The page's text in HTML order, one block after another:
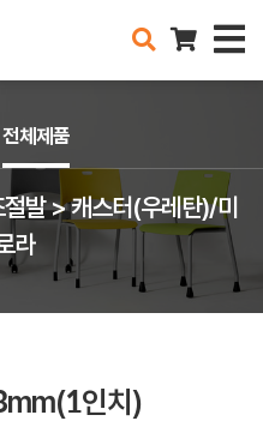
발 > 캐스터(우레탄)/미
라
전체제품
인치)